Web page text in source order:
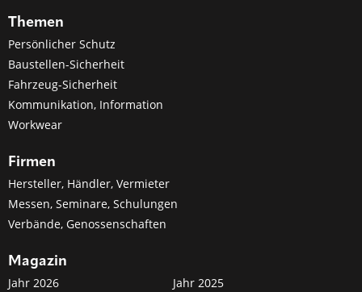
Themen
Persönlicher Schutz
Baustellen-Sicherheit
Fahrzeug-Sicherheit
Kommunikation, Information
Workwear
Firmen
Hersteller, Händler, Vermieter
Messen, Seminare, Schulungen
Verbände, Genossenschaften
Magazin
Jahr 2026
Jahr 2025